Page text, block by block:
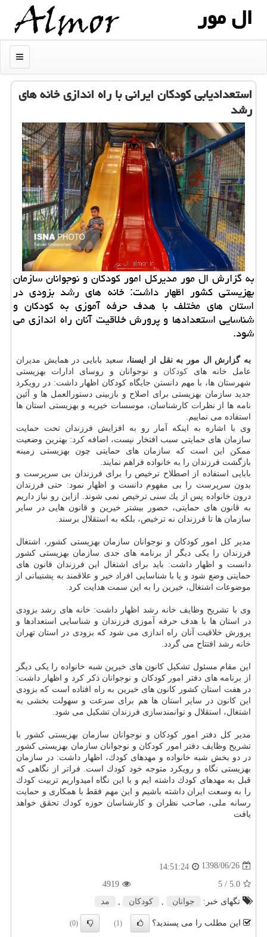
ال مور
منو
استعدادیابی كودكان ایرانی با راه اندازی خانه های
رشد
به گزارش ال مور مدیركل امور كودكان و نوجوانان سازمان
بهزیستی كشور اظهار داشت: خانه های رشد بزودی در
استان های مختلف با هدف حرفه آموزی به كودكان و
شناسایی استعدادها و پرورش خلاقیت آنان راه اندازی می
شود.
به گزارش ال مور به نقل از ایسنا، سعید بابایی در همایش مدیران
عامل خانه های كودكان و نوجوانان و روسای ادارات بهزیستی
شهرستان ها، با مهم دانستن جایگاه كودكان اظهار داشت: در رویكرد
جدید سازمان بهزیستی برای اصلاح و بازبینی دستورالعمل ها و آئین
نامه ها از نظرات كارشناسان، موسسات خیریه و بهزیستی استان ها
استفاده می نماییم.
وی با اشاره به اینكه آمار رو به افزایش فرزندان تحت حمایت
سازمان های حمایتی سبب افتخار نیست، اضافه كرد: بهترین وضعیت
ممكن این است كه سازمان های حمایتی چون بهزیستی زمینه
بازگشت فرزندان را به خانواده فراهم نمایند.
بابایی استفاده از اصطلاح ترخیص را برای فرزندان بی سرپرست و
بدون سرپرست را بی مفهوم دانست و اظهار نمود: حتی فرزندان
درون خانواده پس از یك سنی ترخیص نمی شوند. ازاین رو نیاز داریم
به قانون های حمایتی، حضور بیشتر خیرین و قانون هایی در سایر
سازمان ها تا فرزندان نه ترخیص، بلكه به استقلال برسند.
مدیر كل امور كودكان و نوجوانان سازمان بهزیستی كشور، اشتغال
فرزندان را یكی دیگر از برنامه های جدی سازمان بهزیستی كشور
دانست و اظهار داشت: باید برای اشتغال این فرزندان قانون های
حمایتی وضع شود و یا با شناسایی افراد خیر و علاقمند به پشتیبانی از
موضوعات اشتغال، خیرین را به این سمت هدایت كرد.
وی با تشریح وظایف خانه رشد اظهار داشت: خانه های رشد بزودی
در استان ها با هدف حرفه آموزی فرزندان و شناسایی استعدادها و
پرورش خلاقیت آنان راه اندازی می شود كه بزودی در استان تهران
خانه رشد افتتاح می گردد.
این مقام مسئول تشكیل كانون های خیرین شبه خانواده را یكی دیگر
از برنامه های دفتر امور كودكان و نوجوانان ذكر كرد و اظهار داشت:
در هفت استان كشور كانون های خیرین به راه افتاده است كه بزودی
این كانون در سایر استان ها هم برای سرعت و سهولت بخشی به
اشتغال، استقلال و توانمندسازی فرزندان تشكیل می شود.
مدیر كل دفتر امور كودكان و نوجوانان سازمان بهزیستی كشور با
تشریح وظایف دفتر امور كودكان و نوجوانان سازمان بهزیستی كشور
در دو بخش شبه خانواده و مهدهای كودك، اظهار داشت: در سازمان
بهزیستی نگاه و رویكرد متوجه خود كودك است. فراتر از نگاهی كه
قبل به مهدهای كودك داشته ایم و با این نگاه امیدواریم تربیت كودك
را به وسعت ایران داشته باشیم و این مهم فقط با همكاری و حمایت
رسانه ملی، صاحب نظران و كارشناسان حوزه كودك تحقق خواهد
یافت
1398/06/26
14:51:24
5.0
/ 5
4919
تگهای خبر:
جوانان كودكان مد
این مطلب را می پسندید؟ (1)
(0)